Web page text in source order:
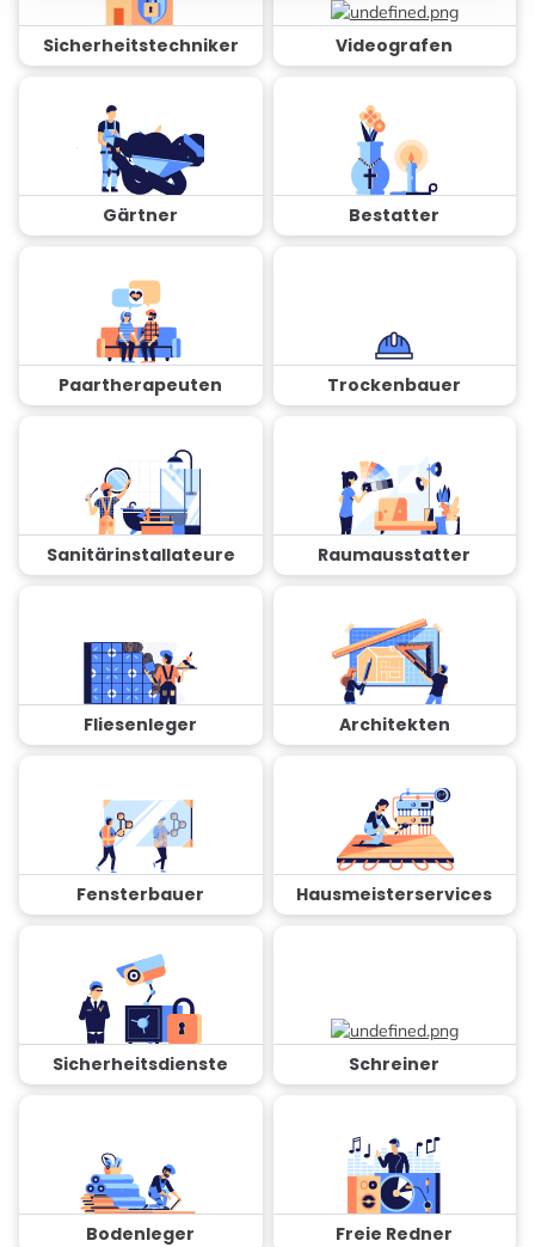
Sicherheitstechniker Videografen
Gärtner Bestatter
Paartherapeuten Trockenbauer
Sanitärinstallateure Raumausstatter
Fliesenleger Architekten
Fensterbauer Hausmeisterservices
Sicherheitsdienste Schreiner
Bodenleger Freie Redner